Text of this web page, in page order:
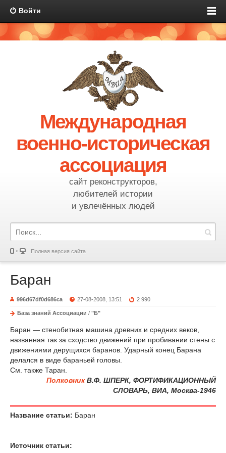
Войти
Международная
военно-историческая
ассоциация
сайт реконструкторов,
любителей истории
и увлечённых людей
Полная версия сайта
Баран
996d67df0d686ca 27-08-2008, 13:51 2 990
База знаний Ассоциации / "Б"
Баран — стенобитная машина древних и средних веков,
названная так за сходство движений при пробивании стены с
движениями дерущихся баранов. Ударный конец Барана
делался в виде бараньей головы.
См. также Таран.
ПолковникВ.Ф. ШПЕРК, ФОРТИФИКАЦИОННЫЙ
СЛОВАРЬ, ВИА, Москва-1946
Название статьи: Баран
Источник статьи: